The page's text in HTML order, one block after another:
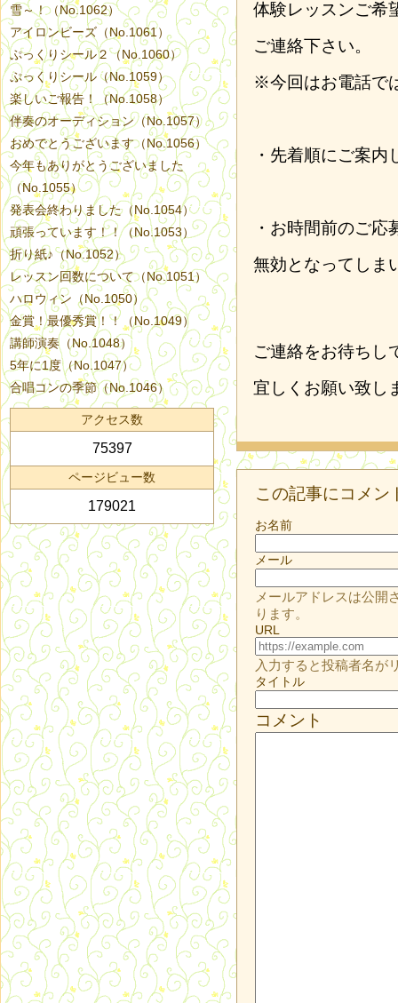
体験レッスンご希
ご連絡下さい。
※今回はお電話で
・先着順にご案内
・お時間前のご
無効となってしま
ご連絡をお待ちし
宜しくお願い致し
この記事にコメン
お名前
メール
メールアドレスは公開
ります。
URL
入力すると投稿者名が
タイトル
コメント
雪～！（No.1062）
アイロンビーズ（No.1061）
ぷっくりシール２（No.1060）
ぷっくりシール（No.1059）
楽しいご報告！（No.1058）
伴奏のオーディション（No.1057）
おめでとうございます（No.1056）
今年もありがとうございました
（No.1055）
発表会終わりました（No.1054）
頑張っています！！（No.1053）
折り紙♪（No.1052）
レッスン回数について（No.1051）
ハロウィン（No.1050）
金賞！最優秀賞！！（No.1049）
講師演奏（No.1048）
5年に1度（No.1047）
合唱コンの季節（No.1046）
アクセス数
75397
ページビュー数
179021